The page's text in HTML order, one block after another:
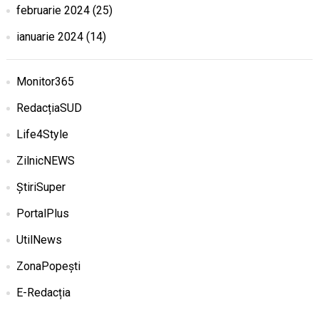
februarie 2024(25)
ianuarie 2024(14)
Monitor365
RedacțiaSUD
Life4Style
ZilnicNEWS
ȘtiriSuper
PortalPlus
UtilNews
ZonaPopești
E-Redacția